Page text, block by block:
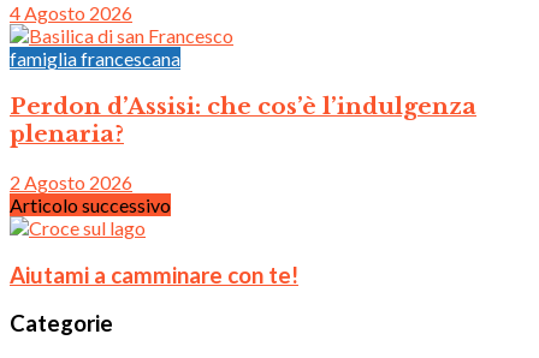
4 Agosto 2026
famiglia francescana
Perdon d’Assisi: che cos’è l’indulgenza
plenaria?
2 Agosto 2026
Articolo successivo
Aiutami a camminare con te!
Categorie